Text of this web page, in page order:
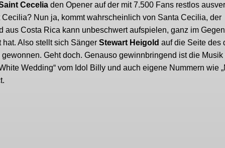
Cecelia den Opener auf der mit 7.500 Fans restlos
Nun ja, kommt wahrscheinlich von Santa Cecilia, der
Costa Rica kann unbeschwert aufspielen, ganz im
Also stellt sich Sänger Stewart Heigold auf die Seite des
Geht doch. Genauso gewinnbringend ist die Musik
Wedding“ vom Idol Billy und auch eigene Nummern wie